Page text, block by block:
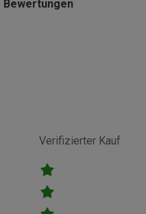
Bewertungen
Verifizierter Kauf